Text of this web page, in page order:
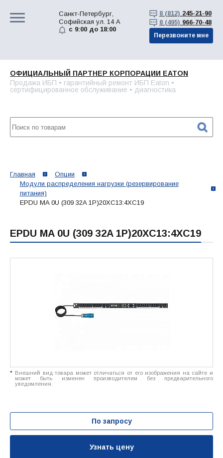
Санкт-Петербург,
Софийская ул. 14 А
с 9:00 до 18:00
8 (812) 245-21-90
8 (495) 966-70-48
Перезвоните мне
ОФИЦИАЛЬНЫЙ ПАРТНЕР КОРПОРАЦИИ EATON
Продажа ИБП • гарантийный ремонт ИБП Eaton •
сертифицированное обслуживание • диагностика
Главная
Опции
Модули распределения нагрузки (резервирование
питания)
EPDU MA 0U (309 32A 1P)20XC13:4XC19
EPDU MA 0U (309 32A 1P)20XC13:4XC19
* Внешний вид товара может отличаться от его изображения на сайте и
может быть изменен производителем без предварительного
уведомления.
По запросу
Узнать цену